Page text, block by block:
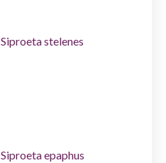
Siproeta stelenes
Siproeta epaphus